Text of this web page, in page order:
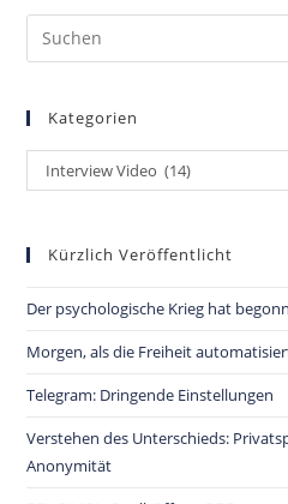
Kategorien
Interview Video (14)
Kürzlich Veröffentlicht
Der psychologische Krieg hat
Morgen, als die Freiheit
Telegram: Dringende Einstellungen
Verstehen des Unterschieds:
Anonymität